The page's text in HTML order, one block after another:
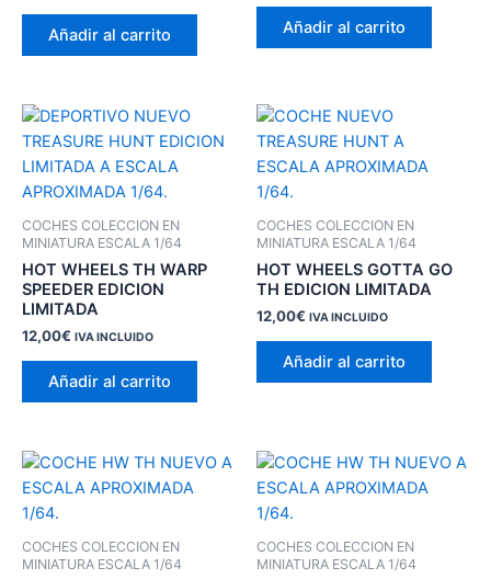
Añadir al carrito Añadir al carrito
COCHES COLECCION EN
MINIATURA ESCALA 1/64
HOT WHEELS TH WARP
SPEEDER EDICION
LIMITADA
12,00€ IVA INCLUIDO
Añadir al carrito
COCHES COLECCION EN
MINIATURA ESCALA 1/64
HOT WHEELS GOTTA GO
TH EDICION LIMITADA
12,00€ IVA INCLUIDO
Añadir al carrito
COCHES COLECCION EN
MINIATURA ESCALA 1/64
COCHES COLECCION EN
MINIATURA ESCALA 1/64